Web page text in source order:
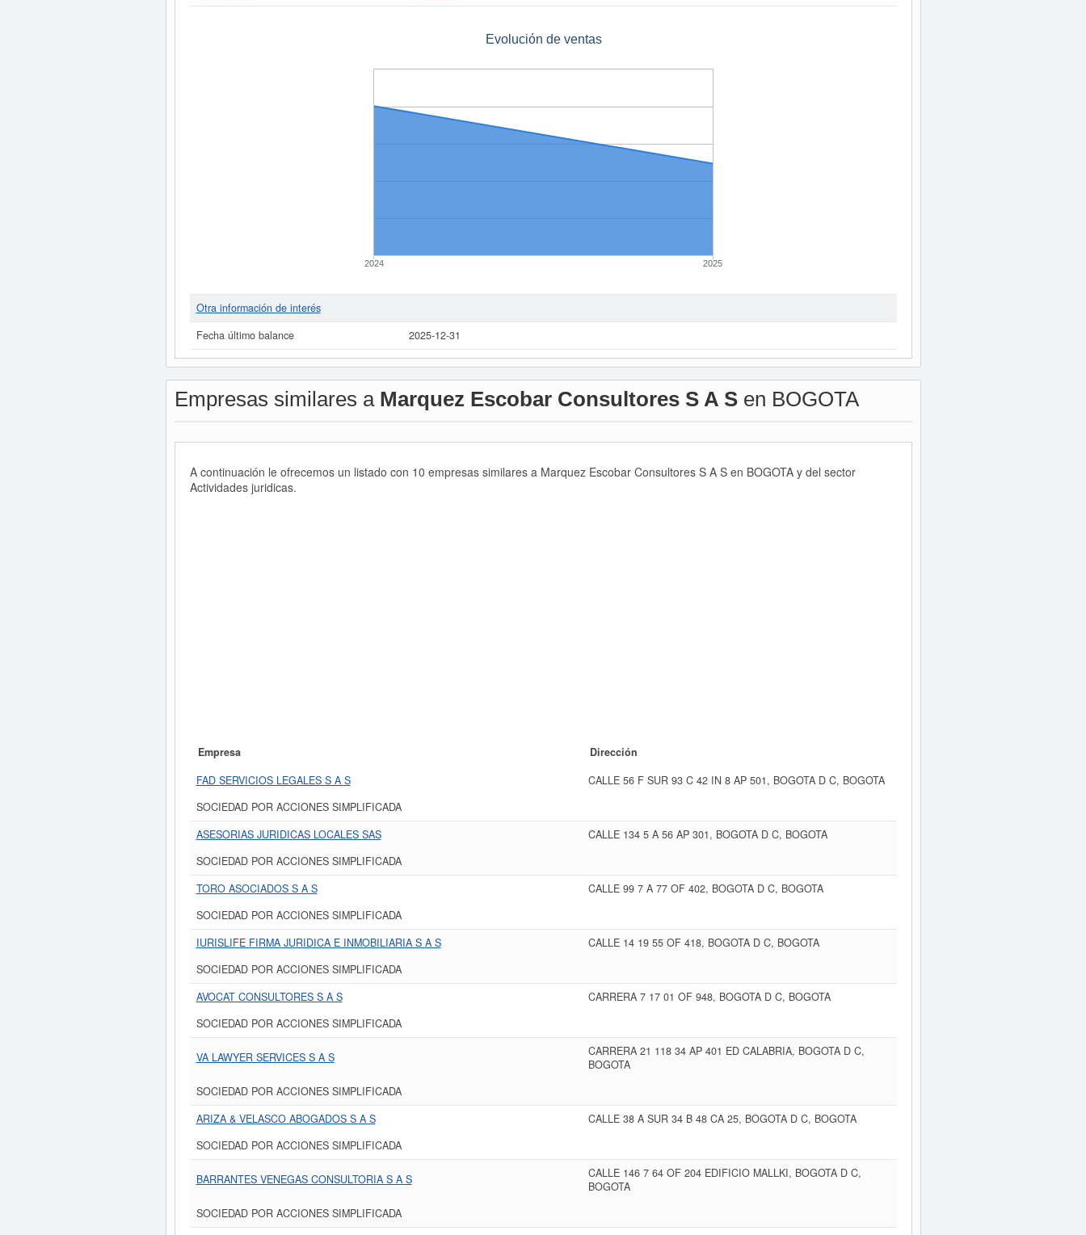
Evolución de ventas
2024 2025
Otra información de interés
Fecha último balance
2025-12-31
Empresas similares a Marquez Escobar Consultores S A Sen BOGOTA
A continuación le ofrecemos un listado con 10 empresas similares a Marquez Escobar Consultores S A S en BOGOTA y del sector
Actividades juridicas.
Empresa
Dirección
FAD SERVICIOS LEGALES S A S
CALLE 56 F SUR 93 C 42 IN 8 AP 501, BOGOTA D C, BOGOTA
SOCIEDAD POR ACCIONES SIMPLIFICADA
ASESORIAS JURIDICAS LOCALES SAS
CALLE 134 5 A 56 AP 301, BOGOTA D C, BOGOTA
SOCIEDAD POR ACCIONES SIMPLIFICADA
TORO ASOCIADOS S A S
CALLE 99 7 A 77 OF 402, BOGOTA D C, BOGOTA
SOCIEDAD POR ACCIONES SIMPLIFICADA
IURISLIFE FIRMA JURIDICA E INMOBILIARIA S A S
CALLE 14 19 55 OF 418, BOGOTA D C, BOGOTA
SOCIEDAD POR ACCIONES SIMPLIFICADA
AVOCAT CONSULTORES S A S
CARRERA 7 17 01 OF 948, BOGOTA D C, BOGOTA
SOCIEDAD POR ACCIONES SIMPLIFICADA
VA LAWYER SERVICES S A S
CARRERA 21 118 34 AP 401 ED CALABRIA, BOGOTA D C,
BOGOTA
SOCIEDAD POR ACCIONES SIMPLIFICADA
ARIZA & VELASCO ABOGADOS S A S
CALLE 38 A SUR 34 B 48 CA 25, BOGOTA D C, BOGOTA
SOCIEDAD POR ACCIONES SIMPLIFICADA
BARRANTES VENEGAS CONSULTORIA S A S
CALLE 146 7 64 OF 204 EDIFICIO MALLKI, BOGOTA D C,
BOGOTA
SOCIEDAD POR ACCIONES SIMPLIFICADA